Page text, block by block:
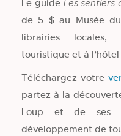
Le guide Les sentiers
de 5 $ au Musée du
librairies locales,
touristique et à
Téléchargez votre
partez à la
Loup et de ses
développement de